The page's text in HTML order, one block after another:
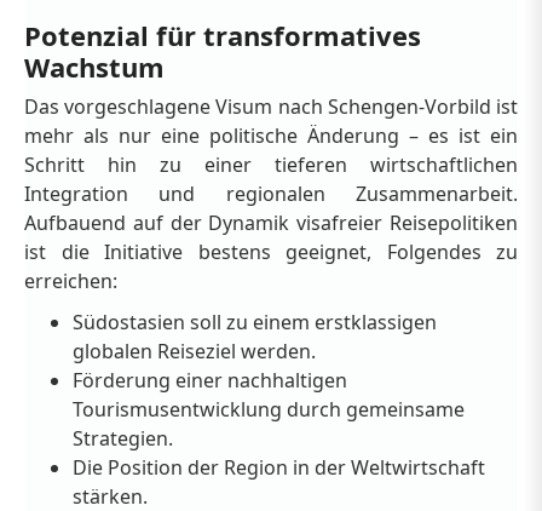
Potenzial für transformatives
Wachstum
Das vorgeschlagene Visum nach Schengen-Vorbild ist
mehr als nur eine politische Änderung – es ist ein
Schritt hin zu einer tieferen wirtschaftlichen
Integration und regionalen Zusammenarbeit.
Aufbauend auf der Dynamik visafreier Reisepolitiken
ist die Initiative bestens geeignet, Folgendes zu
erreichen:
Südostasien soll zu einem erstklassigen
globalen Reiseziel werden.
Förderung einer nachhaltigen
Tourismusentwicklung durch gemeinsame
Strategien.
Die Position der Region in der Weltwirtschaft
stärken.